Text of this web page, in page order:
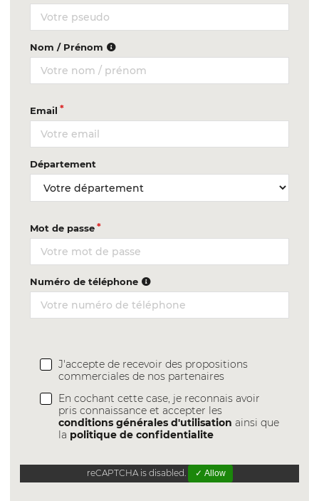
Nom / Prénom
Email
Département
Mot de passe
Numéro de téléphone
J'accepte de recevoir des propositions
commerciales de nos partenaires
En cochant cette case, je reconnais avoir
pris connaissance et accepter les
conditions générales d'utilisation ainsi que
la politique de confidentialite
reCAPTCHA is disabled. ✓ Allow